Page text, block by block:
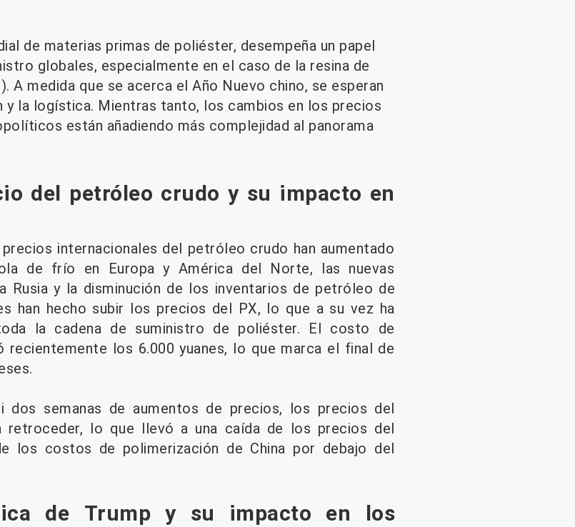
de materias primas de poliéster, desempeña un papel
globales, especialmente en el caso de la resina de
medida que se acerca el Año Nuevo chino, se esperan
y la logística. Mientras tanto, los cambios en los precios
están añadiendo más complejidad al panorama
del petróleo crudo y su impacto en
internacionales del petróleo crudo han aumentado
de frío en Europa y América del Norte, las nuevas
Rusia y la disminución de los inventarios de petróleo de
han hecho subir los precios del PX, lo que a su vez ha
la cadena de suministro de poliéster. El costo de
recientemente los 6.000 yuanes, lo que marca el final de
dos semanas de aumentos de precios, los precios del
retroceder, lo que llevó a una caída de los precios del
los costos de polimerización de China por debajo del
de Trump y su impacto en los